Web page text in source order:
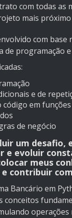
com todas as
mais
com
de programação
e de
código em funções
de negócio
um
e evoluir
meus
contribuir
Bancário em
conceitos
operações